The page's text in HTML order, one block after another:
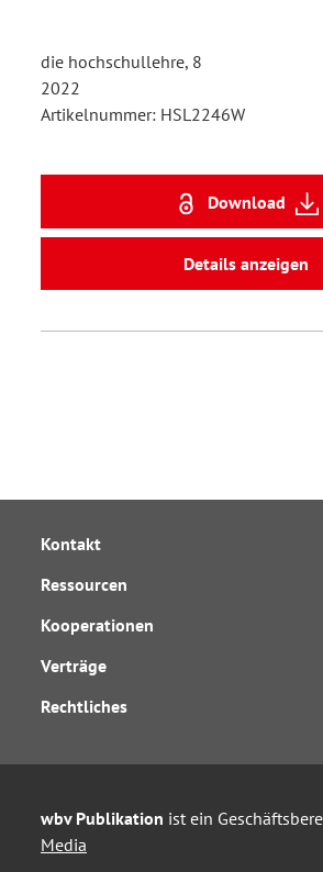
die hochschullehre, 8
2022
Artikelnummer: HSL2246W
Download
Details anzeigen
Kontakt
Ressourcen
Kooperationen
Verträge
Rechtliches
wbv Publikation ist ein
Media